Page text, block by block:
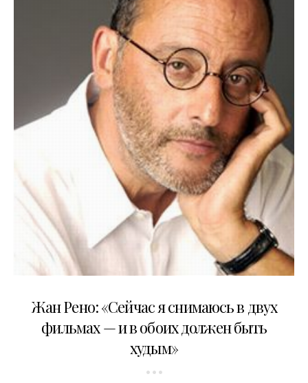
Жан Рено: «Сейчас я снимаюсь в двух
фильмах — и в обоих должен быть
худым»